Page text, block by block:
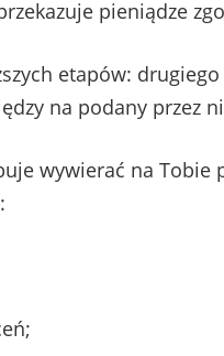
pieniądze
etapów:
na podany przez
wywierać na Tobie